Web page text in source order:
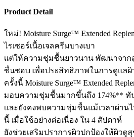
Product Detail
ใหม่! Moisture Surge™ Extended
ไรเซอร์เนื้อเจลครีมบางเบา
แต่ให้ความชุ่มชื้นยาวนาน พัฒนาจาก
ชื่นชอบ เพื่อประสิทธิภาพในการดูแล
ครั้งนี้ Moisture Surge™ Extended
มอบความชุ่มชื้นมากขึ้นถึง 174%** ทั
และยังคงพบความชุ่มชื้นแม้เวลาผ่าน
นี้ เมื่อใช้อย่างต่อเนื่อง ใน 4 สัปดาห์
ยังช่วยเสริมปราการผิวปกป้องให้ผิวดู